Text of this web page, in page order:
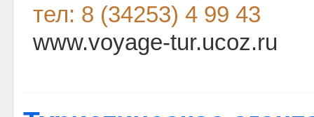
тел: 8 (34253) 4 99 43
www.voyage-tur.ucoz.ru